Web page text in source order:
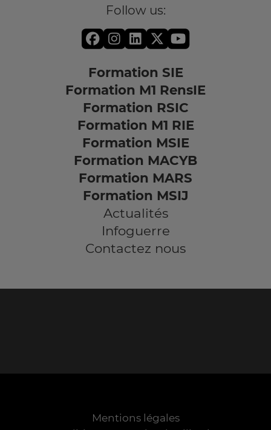
Follow us:
Formation SIE
Formation M1 RensIE
Formation RSIC
Formation M1 RIE
Formation MSIE
Formation MACYB
Formation MARS
Formation MSIJ
Actualités
Infoguerre
Contactez nous
Mentions légales